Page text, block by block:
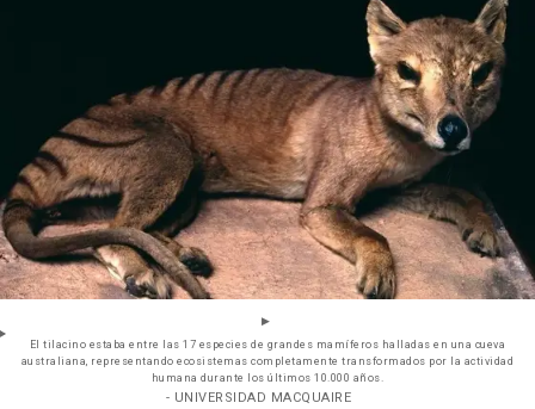
El tilacino estaba entre las 17 especies de grandes mamíferos halladas en una cueva
australiana, representando ecosistemas completamente transformados por la actividad
humana durante los últimos 10.000 años.
- UNIVERSIDAD MACQUAIRE